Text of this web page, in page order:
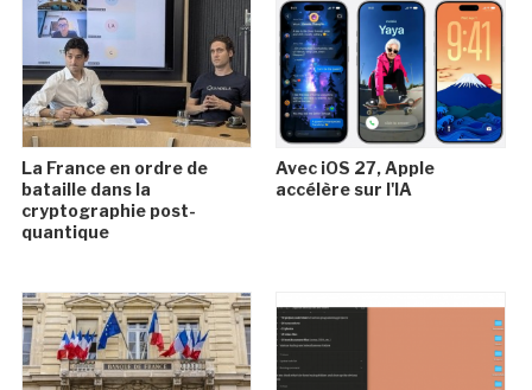
La France en ordre de
bataille dans la
cryptographie post-
quantique
Avec iOS 27, Apple
accélère sur l'IA